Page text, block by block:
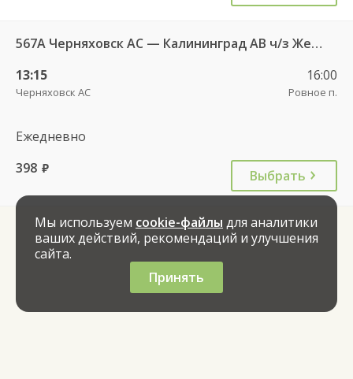
567А Черняховск АС — Калининград АВ ч/з Железнодорожный КДП, Правдинск КДП
13:15
Черняховск АС
16:00
Ровное п.
Ежедневно
398 руб. Выбрать
Мы используем cookie-файлы для аналитики
ваших действий, рекомендаций и улучшения
сайта.
Принять